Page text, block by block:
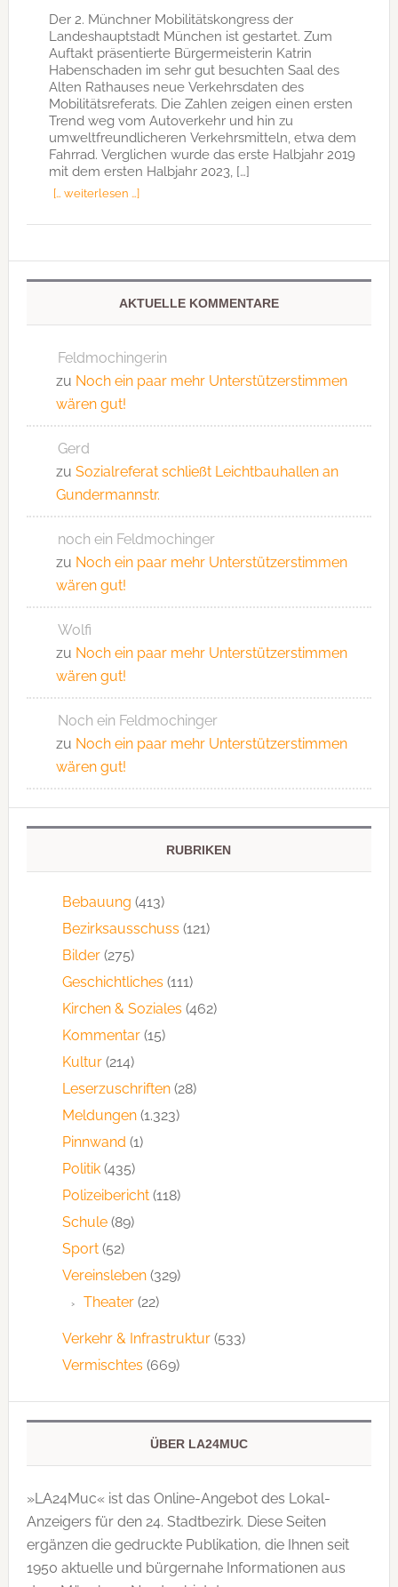
Der 2. Münchner Mobilitätskongress der
Landeshauptstadt München ist gestartet. Zum
Auftakt präsentierte Bürgermeisterin Katrin
Habenschaden im sehr gut besuchten Saal des
Alten Rathauses neue Verkehrsdaten des
Mobilitätsreferats. Die Zahlen zeigen einen ersten
Trend weg vom Autoverkehr und hin zu
umweltfreundlicheren Verkehrsmitteln, etwa dem
Fahrrad. Verglichen wurde das erste Halbjahr 2019
mit dem ersten Halbjahr 2023, […]
[… weiterlesen …]
AKTUELLE KOMMENTARE
Feldmochingerin
zu Noch ein paar mehr Unterstützerstimmen
wären gut!
Gerd
zu Sozialreferat schließt Leichtbauhallen an
Gundermannstr.
noch ein Feldmochinger
zu Noch ein paar mehr Unterstützerstimmen
wären gut!
Wolfi
zu Noch ein paar mehr Unterstützerstimmen
wären gut!
Noch ein Feldmochinger
zu Noch ein paar mehr Unterstützerstimmen
wären gut!
RUBRIKEN
Bebauung (413)
Bezirksausschuss (121)
Bilder(275)
Geschichtliches (111)
Kirchen & Soziales (462)
Kommentar(15)
Kultur(214)
Leserzuschriften(28)
Meldungen(1.323)
Pinnwand (1)
Politik(435)
Polizeibericht(118)
Schule(89)
Sport(52)
Vereinsleben(329)
Theater(22)
Verkehr & Infrastruktur(533)
Vermischtes (669)
ÜBER LA24MUC
»LA24Muc« ist das Online-Angebot des Lokal-
Anzeigers für den 24. Stadtbezirk. Diese Seiten
ergänzen die gedruckte Publi­kation, die Ihnen seit
1950 aktuelle und bürgernahe Informationen aus